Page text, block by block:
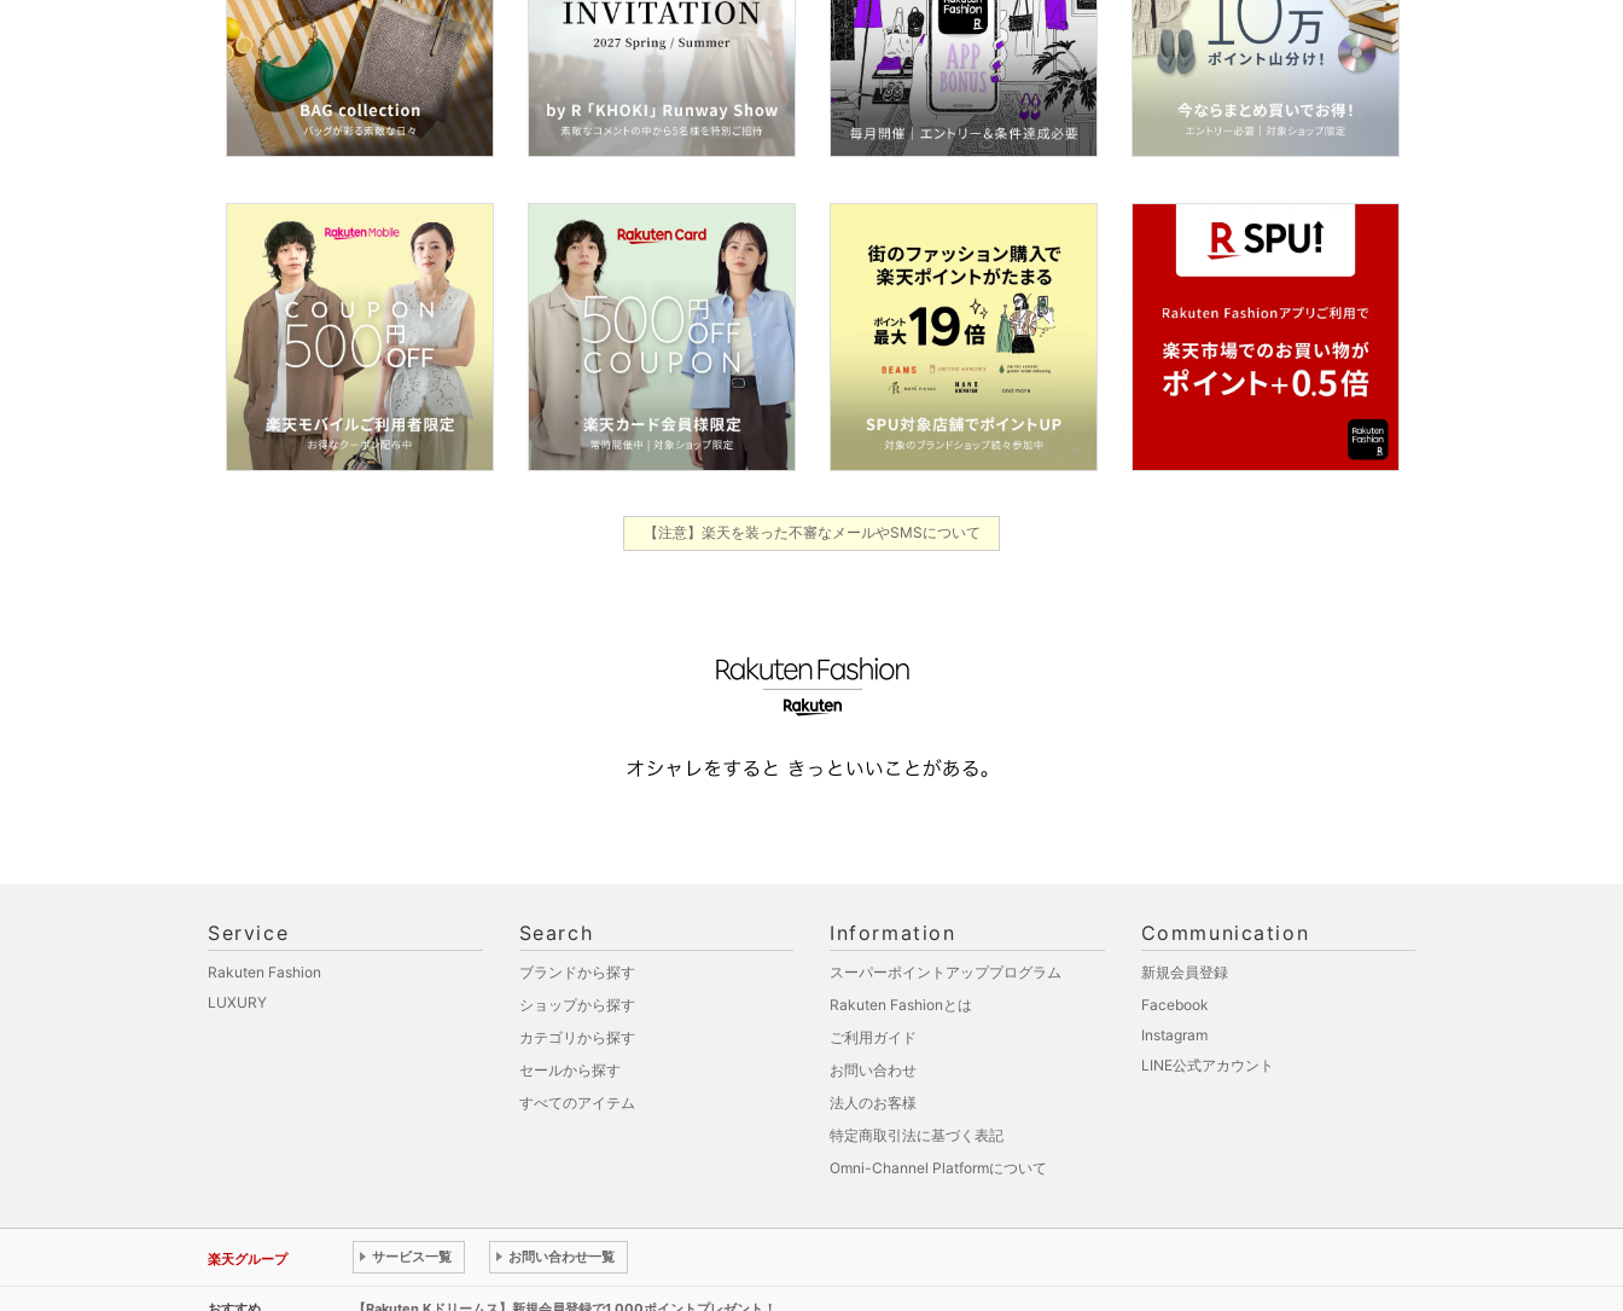
ボディケア・オーラルケ
ア
ヘアケア
フレグランス
メイク道具・美容器具
コフレ・キット・セット
食器・調理器具・キッチ
ン用品
インテリア・生活雑貨
スマホグッズ・オーディ
【注意】楽天を装った不審なメールやSMSについて
Service
Rakuten Fashion
LUXURY
Search
ブランドから探す
ショップから探す
カテゴリから探す
セールから探す
すべてのアイテム
Information
スーパーポイントアッププログラム
Rakuten Fashionとは
ご利用ガイド
お問い合わせ
法人のお客様
特定商取引法に基づく表記
Omni-Channel Platformについて
Communication
新規会員登録
Facebook
Instagram
LINE公式アカウント
楽天グループ サービス一覧 お問い合わせ一覧